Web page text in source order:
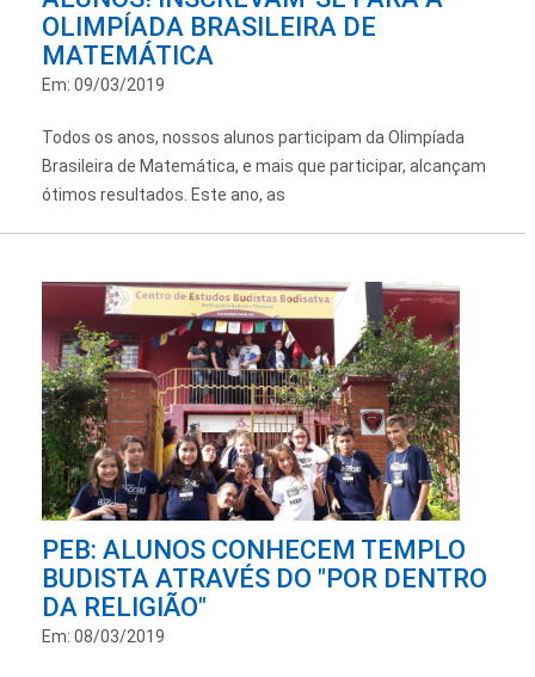
OLIMPÍADA BRASILEIRA DE
MATEMÁTICA
Em: 09/03/2019
Todos os anos, nossos alunos participam da Olimpíada
Brasileira de Matemática, e mais que participar, alcançam
ótimos resultados. Este ano, as
PEB: ALUNOS CONHECEM TEMPLO
BUDISTA ATRAVÉS DO "POR DENTRO
DA RELIGIÃO"
Em: 08/03/2019